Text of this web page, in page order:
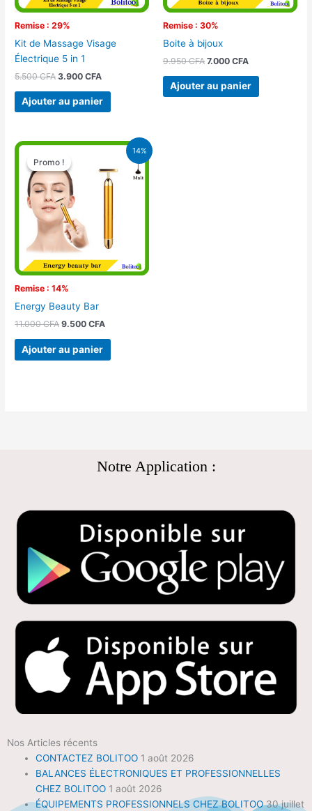
Remise : 29%
Kit de Massage Visage
Électrique 5 in 1
5.500CFA 3.900CFA
Ajouter au panier
Remise : 30%
Boite à bijoux
9.950CFA 7.000 CFA
Ajouter au panier
14%
Promo !
Remise : 14%
Promo !
Energy Beauty Bar
11.000CFA
Le
prix
initial
était :
11.000 CFA.
9.500CFA
Le
actuel
est :
Ajouter au panier
Notre Application :
Nos Articles récents
CONTACTEZ BOLITOO 1 août 2026
BALANCES ÉLECTRONIQUES ET PROFESSIONNELLES
CHEZ BOLITOO 1 août 2026
ÉQUIPEMENTS PROFESSIONNELS CHEZ BOLITOO 30 juillet